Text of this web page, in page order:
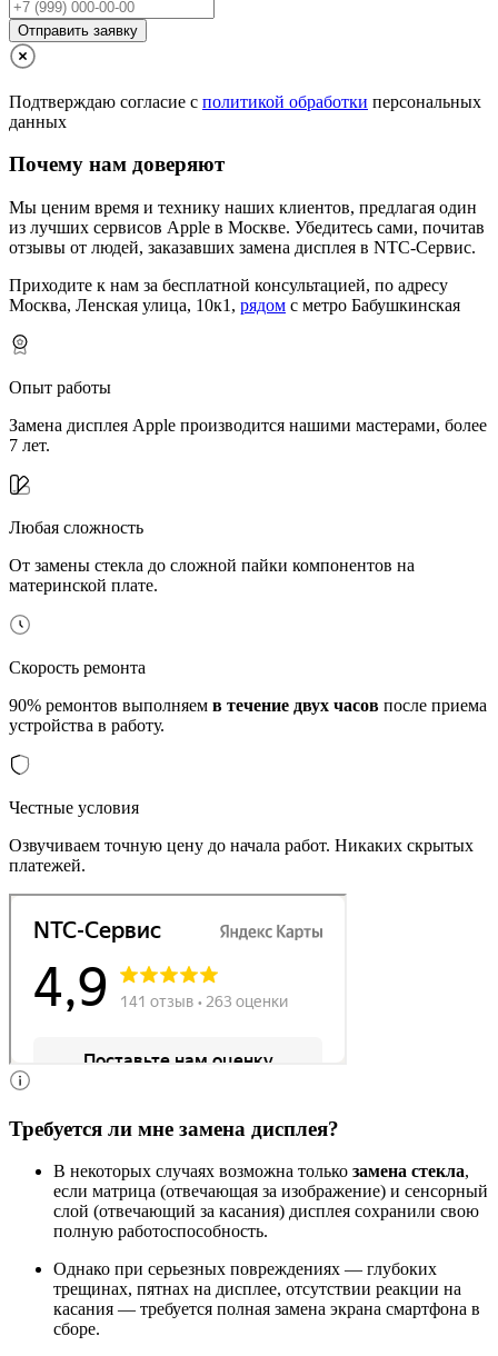
Отправить заявку
Подтверждаю согласие с политикой обработки персональных
данных
Почему нам доверяют
Мы ценим время и технику наших клиентов, предлагая один
из лучших сервисов Apple в Москве. Убедитесь сами, почитав
отзывы от людей, заказавших замена дисплея в NTC-Сервис.
Приходите к нам за бесплатной консультацией, по адресу
Москва, Ленская улица, 10к1, рядом с метро Бабушкинская
Опыт работы
Замена дисплея Apple производится нашими мастерами, более
7 лет.
Любая сложность
От замены стекла до сложной пайки компонентов на
материнской плате.
Скорость ремонта
90% ремонтов выполняем в течение двух часов после приема
устройства в работу.
Честные условия
Озвучиваем точную цену до начала работ. Никаких скрытых
платежей.
Требуется ли мне замена дисплея?
В некоторых случаях возможна только замена стекла,
если матрица (отвечающая за изображение) и сенсорный
слой (отвечающий за касания) дисплея сохранили свою
полную работоспособность.
Однако при серьезных повреждениях — глубоких
трещинах, пятнах на дисплее, отсутствии реакции на
касания — требуется полная замена экрана смартфона в
сборе.